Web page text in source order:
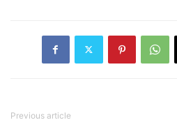
Previous article